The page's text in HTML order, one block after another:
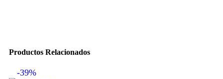
Productos Relacionados
-39%